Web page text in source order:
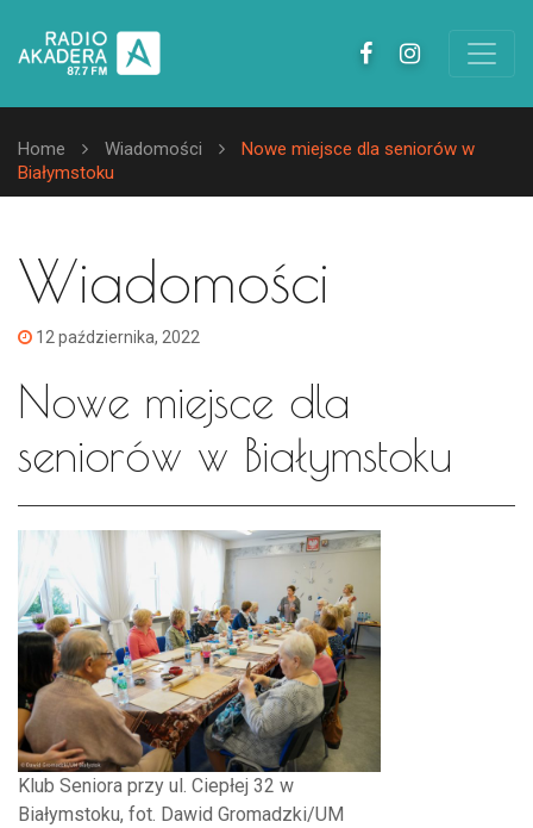
Home Wiadomości
Nowe miejsce dla seniorów w
Białymstoku
Wiadomości
12 października, 2022
Nowe miejsce dla
seniorów w Białymstoku
Klub Seniora przy ul. Ciepłej 32 w
Białymstoku, fot. Dawid Gromadzki/UM